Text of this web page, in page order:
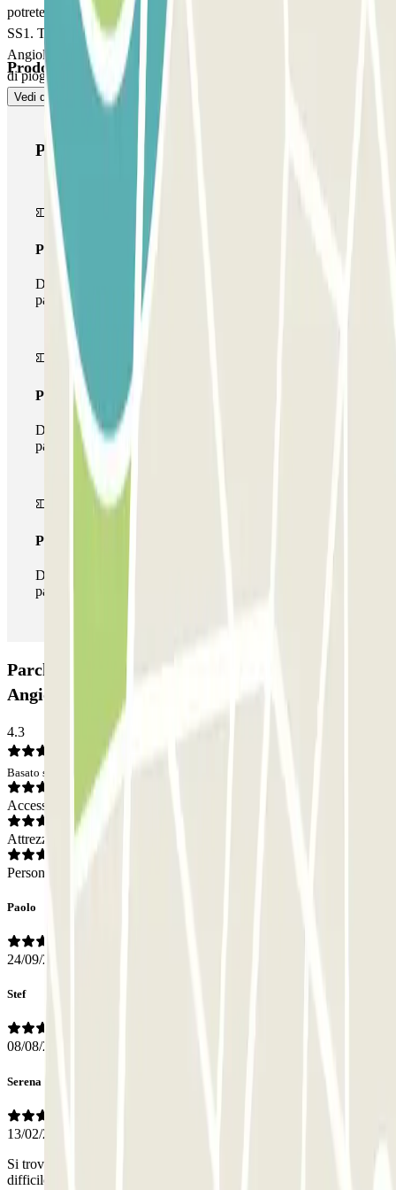
potrete arrivare a Via Aurelia, a Via Baldo degli Ubaldi e anche alla
SS1. Tra i servizi che il parcheggio Autorimessa Boccea di Carlo
Angiolino offre ai suoi clienti troviamo il prestito di ombrelli in caso
di pioggia e la copertura mobile.
Vedi di più
Prodotti di Parclick
Prodotti di Parclick
Pass unico
Durante il tuo soggiorno potrai entrare e uscire dal
parcheggio una sola volta
Pass multiparking
Durante il tuo soggiorno potrai usufruire dell'intera rete di
parcheggi disponibili su Parclick.
Pass illlimitato
Durante il tuo soggiorno potrai entrare e uscire dal
parcheggio tutte le volte che vorrai.
Parcheggio Autorimessa Boccea di Carlo
Angiolino: Opinioni
4.3
Basato su 15 opinioni
Accesso
Attrezzatura
Personale
Paolo
24/09/2025
Stef
08/08/2025
Serena
13/02/2025
Si trova a due passi dalla metro Cornelia e in una zona in cui è molto
difficile trovare parcheggio rappresenta un’ottima soluzione.